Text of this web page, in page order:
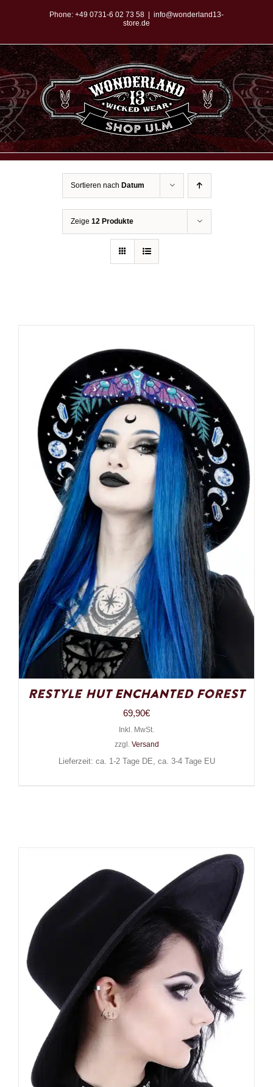
springen
Phone: +49 0731-6 02 73 58
info@wonderland13-
store.de
Sortieren nach Datum
Zeige 12 Produkte
Restyle Hut Enchanted Forest
69,90€
Inkl. MwSt.
zzgl. Versand
Lieferzeit: ca. 1-2 Tage DE, ca. 3-4 Tage EU